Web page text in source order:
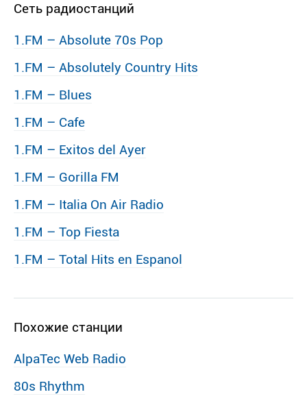
Сеть радиостанций
1.FM – Absolute 70s Pop
1.FM – Absolutely Country Hits
1.FM – Blues
1.FM – Cafe
1.FM – Exitos del Ayer
1.FM – Gorilla FM
1.FM – Italia On Air Radio
1.FM – Top Fiesta
1.FM – Total Hits en Espanol
Похожие станции
AlpaTec Web Radio
80s Rhythm